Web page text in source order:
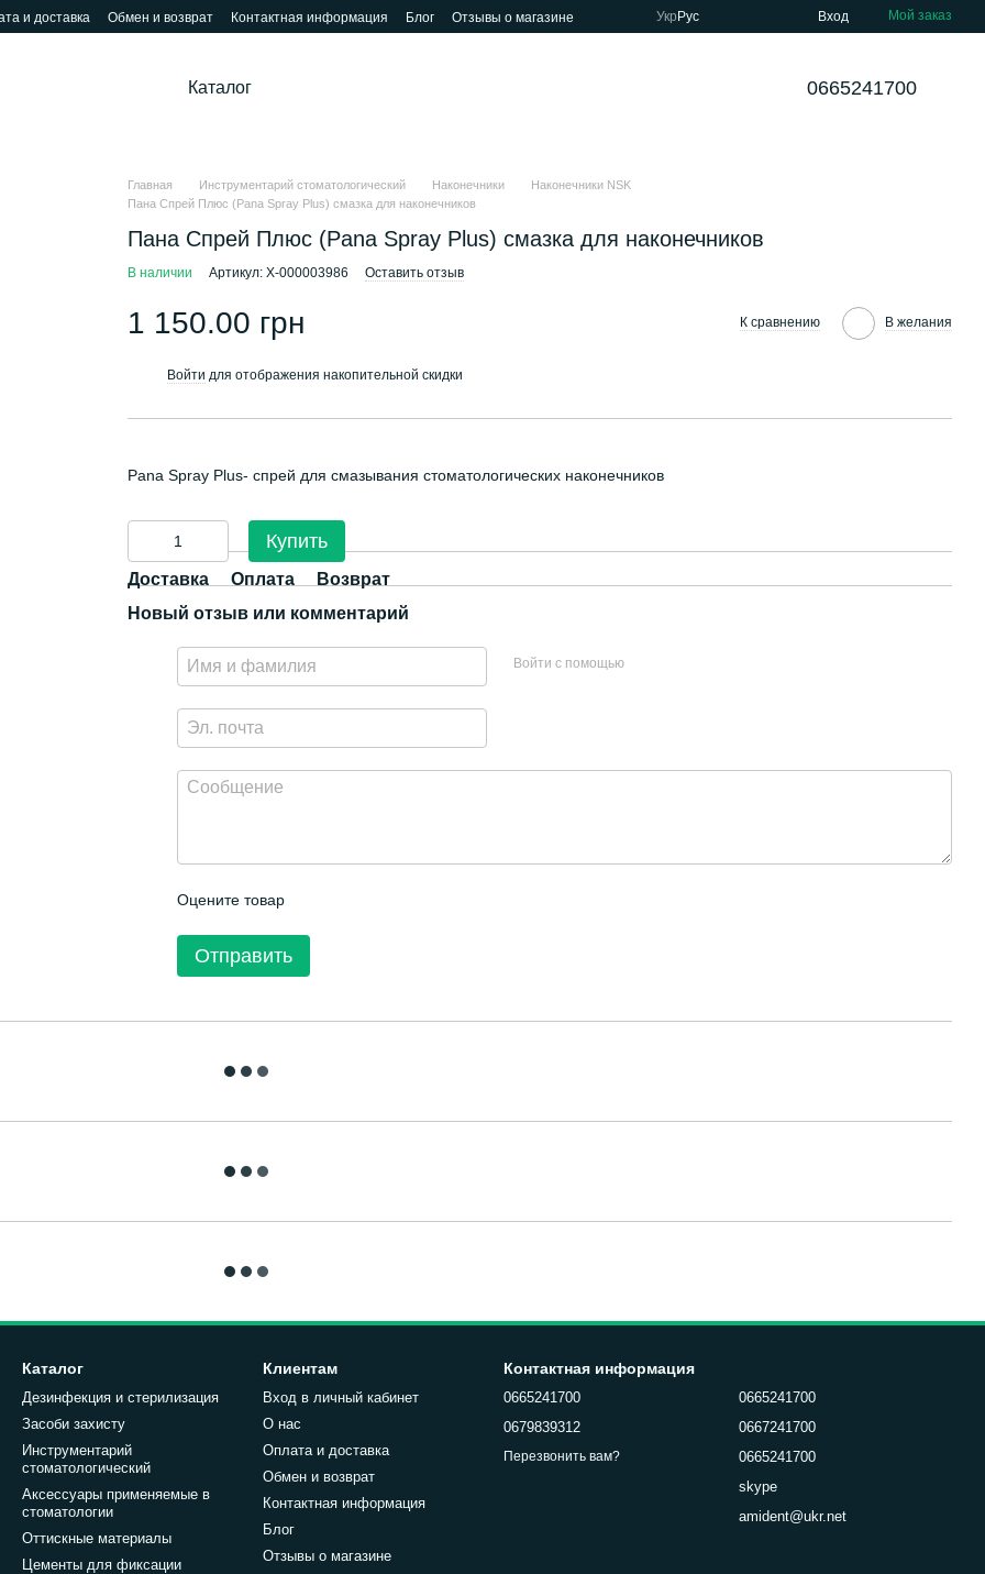
и доставка Обмен и возврат Контактная информация Блог Отзывы о магазине Укр Рус Вход Мой заказ
Каталог 0665241700
Главная Инструментарий стоматологический Наконечники
Наконечники NSK
Пана Спрей Плюс (Pana Spray Plus) смазка для наконечников
Пана Спрей Плюс (Pana Spray Plus) смазка для наконечников
В наличии Артикул: Х-000003986 Оставить отзыв
1 150.00 грн К сравнению В желания
Войти для отображения накопительной скидки
Pana Spray Plus- спрей для смазывания стоматологических наконечников
Купить
Доставка Оплата
Возврат
Новый отзыв или комментарий
Войти с помощью
Оцените товар
Отправить
Каталог
Дезинфекция и стерилизация
Засоби захисту
Инструментарий
стоматологический
Аксессуары применяемые в
стоматологии
Оттискные материалы
Цементы для фиксации
Клиентам
Вход в личный кабинет
О нас
Оплата и доставка
Обмен и возврат
Контактная информация
Блог
Отзывы о магазине
Контактная информация
0665241700
0679839312
Перезвонить вам?
0665241700
0667241700
0665241700
skype
amident@ukr.net